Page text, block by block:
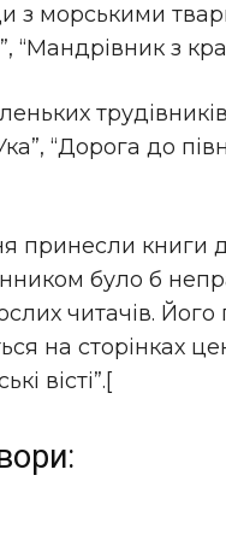
з морськими
“Мандрівник з
“Дорога до
принесли книги
було б
читачів. Його
на сторінках
вісті”.[